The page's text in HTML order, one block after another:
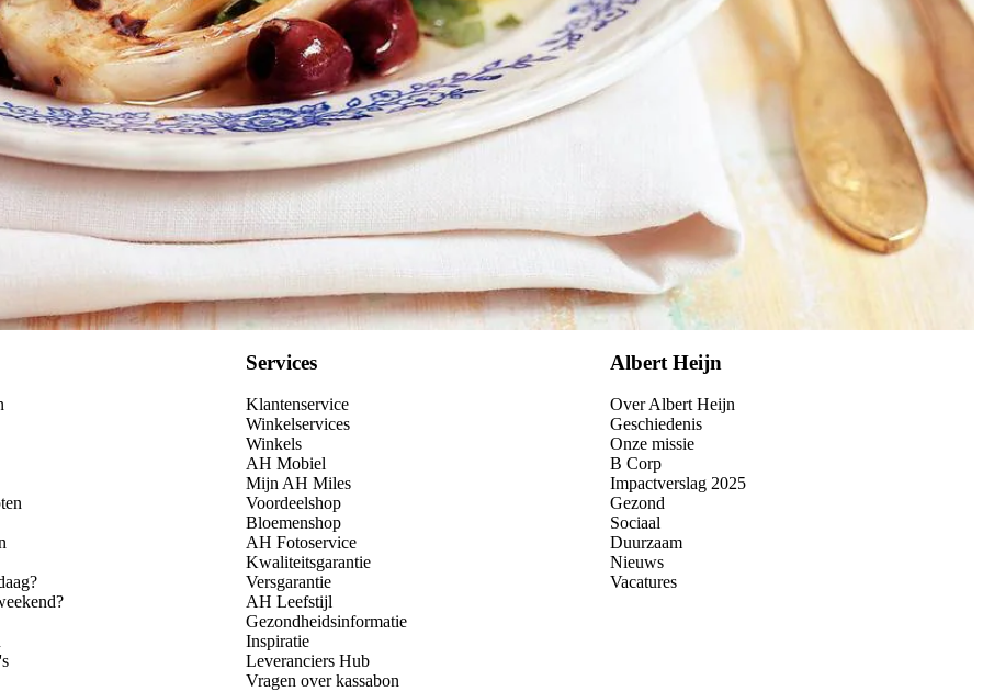
Services
Klantenservice
Winkelservices
Winkels
AH Mobiel
Mijn AH Miles
Voordeelshop
Bloemenshop
AH Fotoservice
Kwaliteitsgarantie
Versgarantie
AH Leefstijl
Gezondheidsinformatie
Inspiratie
Leveranciers Hub
Vragen over kassabon
Albert Heijn
Over Albert Heijn
Geschiedenis
Onze missie
B Corp
Impactverslag 2025
Gezond
Sociaal
Duurzaam
Nieuws
Vacatures